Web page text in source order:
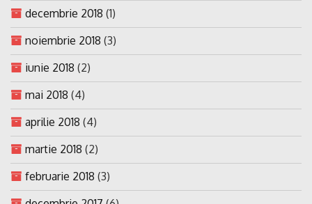
decembrie 2018 (1)
noiembrie 2018 (3)
iunie 2018 (2)
mai 2018 (4)
aprilie 2018 (4)
martie 2018 (2)
februarie 2018 (3)